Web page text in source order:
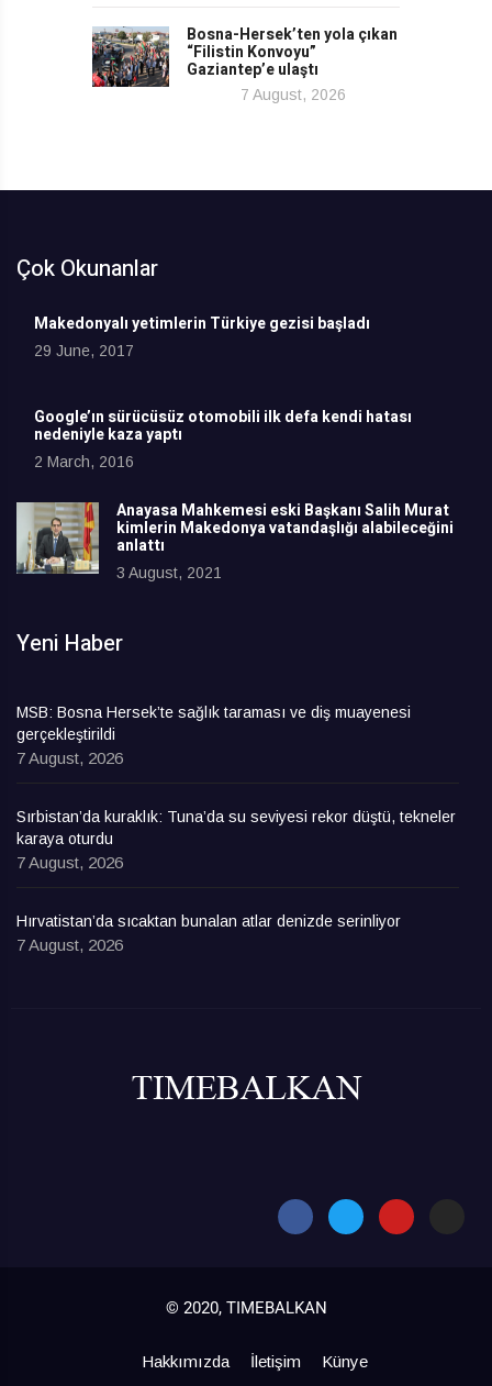
Bosna-Hersek’ten yola çıkan
“Filistin Konvoyu”
Gaziantep’e ulaştı
7 August, 2026
Çok Okunanlar
Makedonyalı yetimlerin Türkiye gezisi başladı
29 June, 2017
Google’ın sürücüsüz otomobili ilk defa kendi hatası
nedeniyle kaza yaptı
2 March, 2016
Anayasa Mahkemesi eski Başkanı Salih Murat
kimlerin Makedonya vatandaşlığı alabileceğini
anlattı
3 August, 2021
Yeni Haber
MSB: Bosna Hersek’te sağlık taraması ve diş muayenesi
gerçekleştirildi
7 August, 2026
Sırbistan’da kuraklık: Tuna’da su seviyesi rekor düştü, tekneler
karaya oturdu
7 August, 2026
Hırvatistan’da sıcaktan bunalan atlar denizde serinliyor
7 August, 2026
© 2020, TIMEBALKAN
Hakkımızda İletişim Künye